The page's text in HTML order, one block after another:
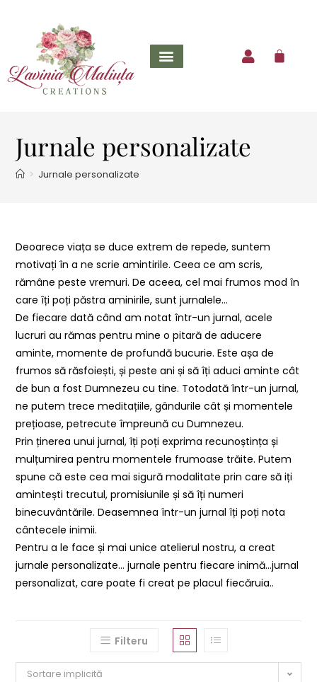
Jurnale personalizate
> Jurnale personalizate
Deoarece viața se duce extrem de repede, suntem
motivați în a ne scrie amintirile. Ceea ce am scris,
rămâne peste vremuri. De aceea, cel mai frumos mod în
care îți poți păstra aminirile, sunt jurnalele…
De fiecare dată când am notat într-un jurnal, acele
lucruri au rămas pentru mine o pitară de aducere
aminte, momente de profundă bucurie. Este așa de
frumos să răsfoiești, și peste ani și să îți aduci aminte cât
de bun a fost Dumnezeu cu tine. Totodată într-un jurnal,
ne putem trece meditațiile, gândurile cât și momentele
prețioase, petrecute împreună cu Dumnezeu.
Prin ținerea unui jurnal, îți poți exprima recunoștința și
mulțumirea pentru momentele frumoase trăite. Putem
spune că este cea mai sigură modalitate prin care să iți
amintești trecutul, promisiunile și să îți numeri
binecuvântările. Deasemnea într-un jurnal îți poți nota
cântecele inimii.
Pentru a le face și mai unice atelierul nostru, a creat
jurnale personalizate… jurnale pentru fiecare inimă…jurnal
personalizat, care poate fi creat pe placul fiecăruia..
Filteru
Sortare implicită